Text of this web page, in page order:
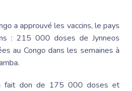
a approuvé les vaccins, le pays
: 215 000 doses de Jynneos
au Congo dans les semaines à
a fait don de 175 000 doses et